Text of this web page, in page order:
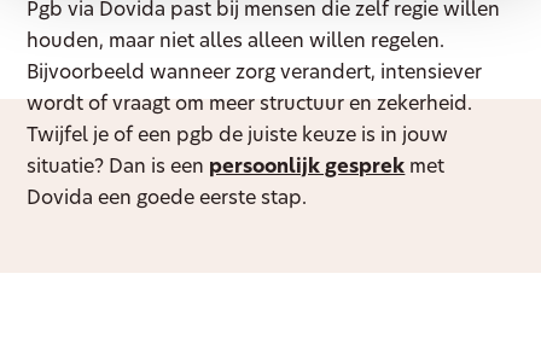
Pgb via Dovida past bij mensen die zelf regie willen
houden, maar niet alles alleen willen regelen.
Bijvoorbeeld wanneer zorg verandert, intensiever
wordt of vraagt om meer structuur en zekerheid.
Twijfel je of een pgb de juiste keuze is in jouw
situatie? Dan is een persoonlijk gesprek met
Dovida een goede eerste stap.